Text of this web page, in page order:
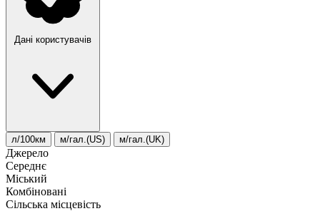
Дані користувачів
л/100км м/гал.(US) м/гал.(UK)
Джерело
Середнє
Міський
Комбіновані
Сільська місцевість